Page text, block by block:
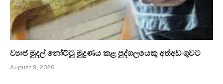
ව්‍යාජ මුදල් නෝට්ටු මුද්‍රණය කළ පුද්ගලයෙකු අත්අඩංගුවට
August 9, 2026